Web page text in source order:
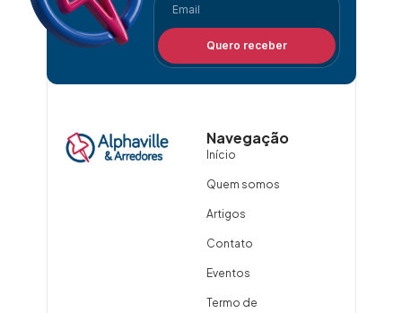
Quero receber
Navegação
Início
Quem somos
Artigos
Contato
Eventos
Termo de